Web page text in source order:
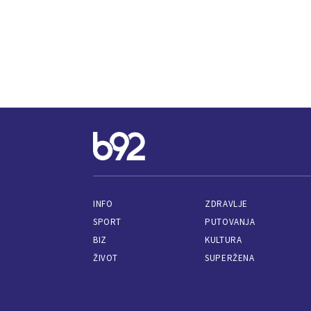
INFO
SPORT
BIZ
ŽIVOT
ZDRAVLJE
PUTOVANJA
KULTURA
SUPERŽENA